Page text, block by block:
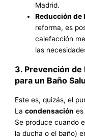
Madrid.
Reducción de
reforma, es
calefacción
las
3. Prevención de
para un Baño
Este es, quizás, el
Lacondensación es
Se produce cuando
la ducha o el baño)